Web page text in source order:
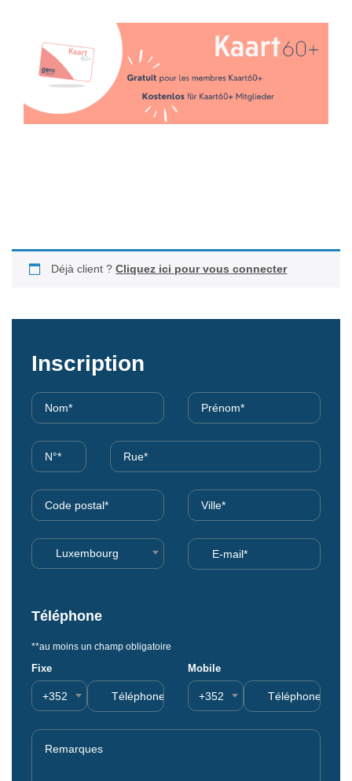
Déjà client ?Cliquez ici pour vous connecter
Inscription
Luxembourg
Téléphone
**au moins un champ obligatoire
Fixe
+352
Mobile
+352